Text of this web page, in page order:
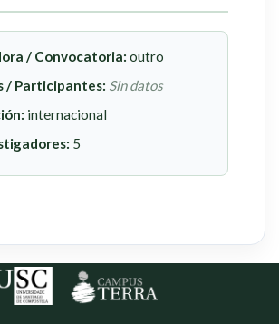
/ Convocatoria: outro
/ Participantes: Sin datos
internacional
5